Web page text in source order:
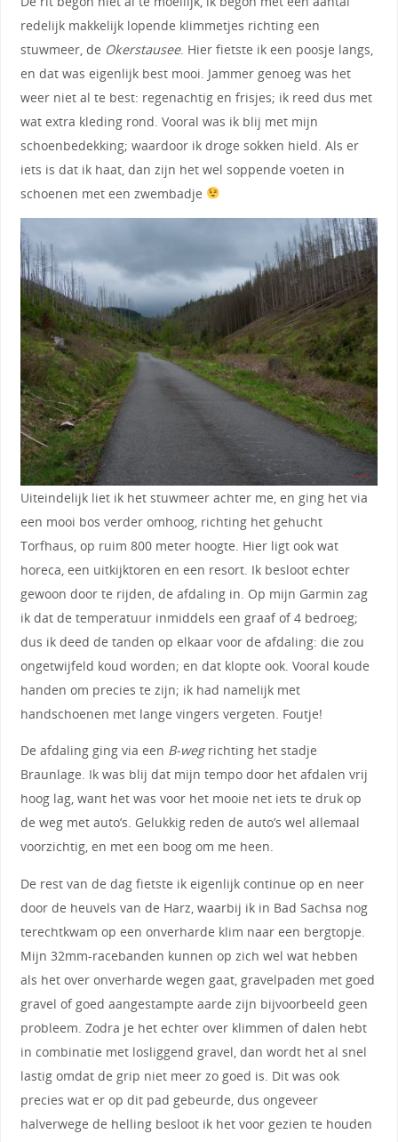
redelijk makkelijk lopende klimmetjes richting een
stuwmeer, de Okerstausee. Hier fietste ik een poosje langs,
en dat was eigenlijk best mooi. Jammer genoeg was het
weer niet al te best: regenachtig en frisjes; ik reed dus met
wat extra kleding rond. Vooral was ik blij met mijn
schoenbedekking; waardoor ik droge sokken hield. Als er
iets is dat ik haat, dan zijn het wel soppende voeten in
schoenen met een zwembadje
Uiteindelijk liet ik het stuwmeer achter me, en ging het via
een mooi bos verder omhoog, richting het gehucht
Torfhaus, op ruim 800 meter hoogte. Hier ligt ook wat
horeca, een uitkijktoren en een resort. Ik besloot echter
gewoon door te rijden, de afdaling in. Op mijn Garmin zag
ik dat de temperatuur inmiddels een graaf of 4 bedroeg;
dus ik deed de tanden op elkaar voor de afdaling: die zou
ongetwijfeld koud worden; en dat klopte ook. Vooral koude
handen om precies te zijn; ik had namelijk met
handschoenen met lange vingers vergeten. Foutje!
De afdaling ging via een B-wegrichting het stadje
Braunlage. Ik was blij dat mijn tempo door het afdalen vrij
hoog lag, want het was voor het mooie net iets te druk op
de weg met auto’s. Gelukkig reden de auto’s wel allemaal
voorzichtig, en met een boog om me heen.
De rest van de dag fietste ik eigenlijk continue op en neer
door de heuvels van de Harz, waarbij ik in Bad Sachsa nog
terechtkwam op een onverharde klim naar een bergtopje.
Mijn 32mm-racebanden kunnen op zich wel wat hebben
als het over onverharde wegen gaat, gravelpaden met goed
gravel of goed aangestampte aarde zijn bijvoorbeeld geen
probleem. Zodra je het echter over klimmen of dalen hebt
in combinatie met losliggend gravel, dan wordt het al snel
lastig omdat de grip niet meer zo goed is. Dit was ook
precies wat er op dit pad gebeurde, dus ongeveer
halverwege de helling besloot ik het voor gezien te houden